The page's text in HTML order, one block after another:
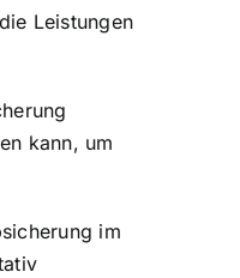
Leistungen
kann, um
im